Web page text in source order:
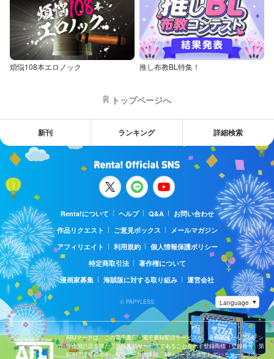
煩悩108本エロノック 推し布教BL特集！
トップページへ
新刊 ランキング 詳細検索
Renta!について ヘルプ Q&A
お問い合わせ
作品リクエスト
ご意見ボックス
メールマガジン
アフィリエイト
利用規約
個人情報保護ポリシー
特定商取引法
著作権について
漫画家募集
海賊版に対する取り組み 運営会社
© PAPYLESS
ABJマークは、この電子書店・電子書籍配信サービスが、著作権者からコンテン
ツ使用許諾を得た正規版配信サービスであることを示す登録商標（登録番号 第
6091713号）です。ABJマークの詳細、ABJマークを掲示しているサービスの一